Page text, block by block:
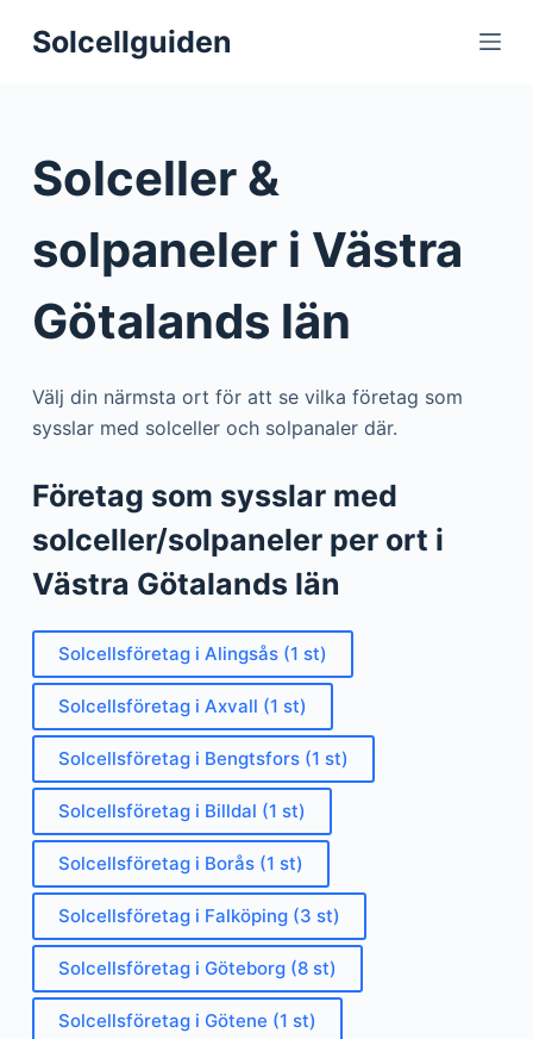
S
o
o
Solcellguiden
Solceller &
solpaneler i Västra
Götalands län
Välj din närmsta ort för att se vilka företag som
sysslar med solceller och solpanaler där.
Företag som sysslar med
solceller/solpaneler per ort i
Västra Götalands län
Solcellsföretag i Alingsås (1 st)
Solcellsföretag i Axvall (1 st)
Solcellsföretag i Bengtsfors (1 st)
Solcellsföretag i Billdal (1 st)
Solcellsföretag i Borås (1 st)
Solcellsföretag i Falköping (3 st)
Solcellsföretag i Göteborg (8 st)
Solcellsföretag i Götene (1 st)